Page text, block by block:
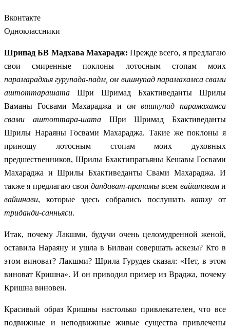
Вконтакте
Одноклассники
Шрипад БВ Мадхава Махарадж:Прежде всего, я предлагаю
свои смиренные поклоны лотосным стопам моих
парамарадхья гурупада-падм, ом вишнупад парамахамса свами
аштоттарашата Шри Шримад Бхактиведанты Шрилы
Ваманы Госвами Махараджа и ом вишнупад парамахамса
свами аштоттара-шатаШри Шримад Бхактиведанты
Шрилы Нараяны Госвами Махараджа. Такие же поклоны я
приношу лотосным стопам моих духовных
предшественников, Шрилы Бхактипрагьяны Кешавы Госвами
Махараджа и Шрилы Бхактиведанты Свами Махараджа. И
также я предлагаю своидандават-пранамы всем вайшнавами
вайшнави, которые здесь собрались послушать катхуот
триданди-санньяси.
Итак, почему Лакшми, будучи очень целомудренной женой,
оставила Нараяну и ушла в Билван совершать аскезы? Кто в
этом виноват? Лакшми? Шрила Гурудев сказал: «Нет, в этом
виноват Кришна». И он приводил пример из Враджа, почему
Кришна виновен.
Красивый образ Кришны настолько привлекателен, что все
подвижные и неподвижные живые существа привлечены